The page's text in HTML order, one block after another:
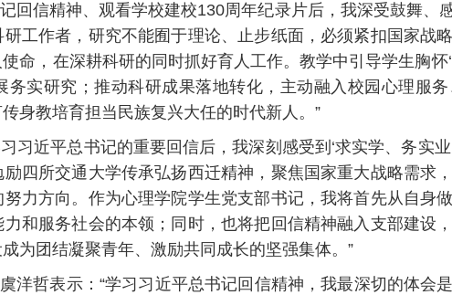
回信精神、观看学校建校130周年纪录片后，我深受鼓舞、
工作者，研究不能囿于理论、止步纸面，必须紧扣国家战
命，在深耕科研的同时抓好育人工作。教学中引导学生胸怀
实研究；推动科研成果落地转化，主动融入校园心理服
身教培育担当民族复兴大任的时代新人。”
习近平总书记的重要回信后，我深刻感受到‘求实学、务实
四所交通大学传承弘扬西迁精神，聚焦国家重大战略需求
力方向。作为心理学院学生党支部书记，我将首先从自身
和服务社会的本领；同时，也将把回信精神融入支部建设
为团结凝聚青年、激励共同成长的坚强集体。”
洋哲表示：“学习习近平总书记回信精神，我最深切的体会